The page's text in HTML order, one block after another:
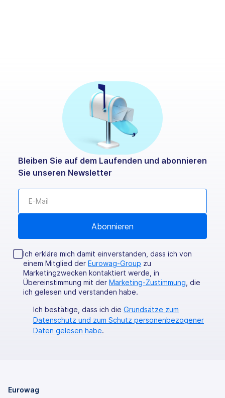
Bleiben Sie auf dem Laufenden und abonnieren
Sie unseren Newsletter
Ich erkläre mich damit einverstanden, dass ich von
einem Mitglied der Eurowag-Group zu
Marketingzwecken kontaktiert werde, in
Übereinstimmung mit der Marketing-Zustimmung , die
ich gelesen und verstanden habe.
Ich bestätige, dass ich die Grundsätze zum
Datenschutz und zum Schutz personenbezogener
Daten gelesen habe.
Eurowag